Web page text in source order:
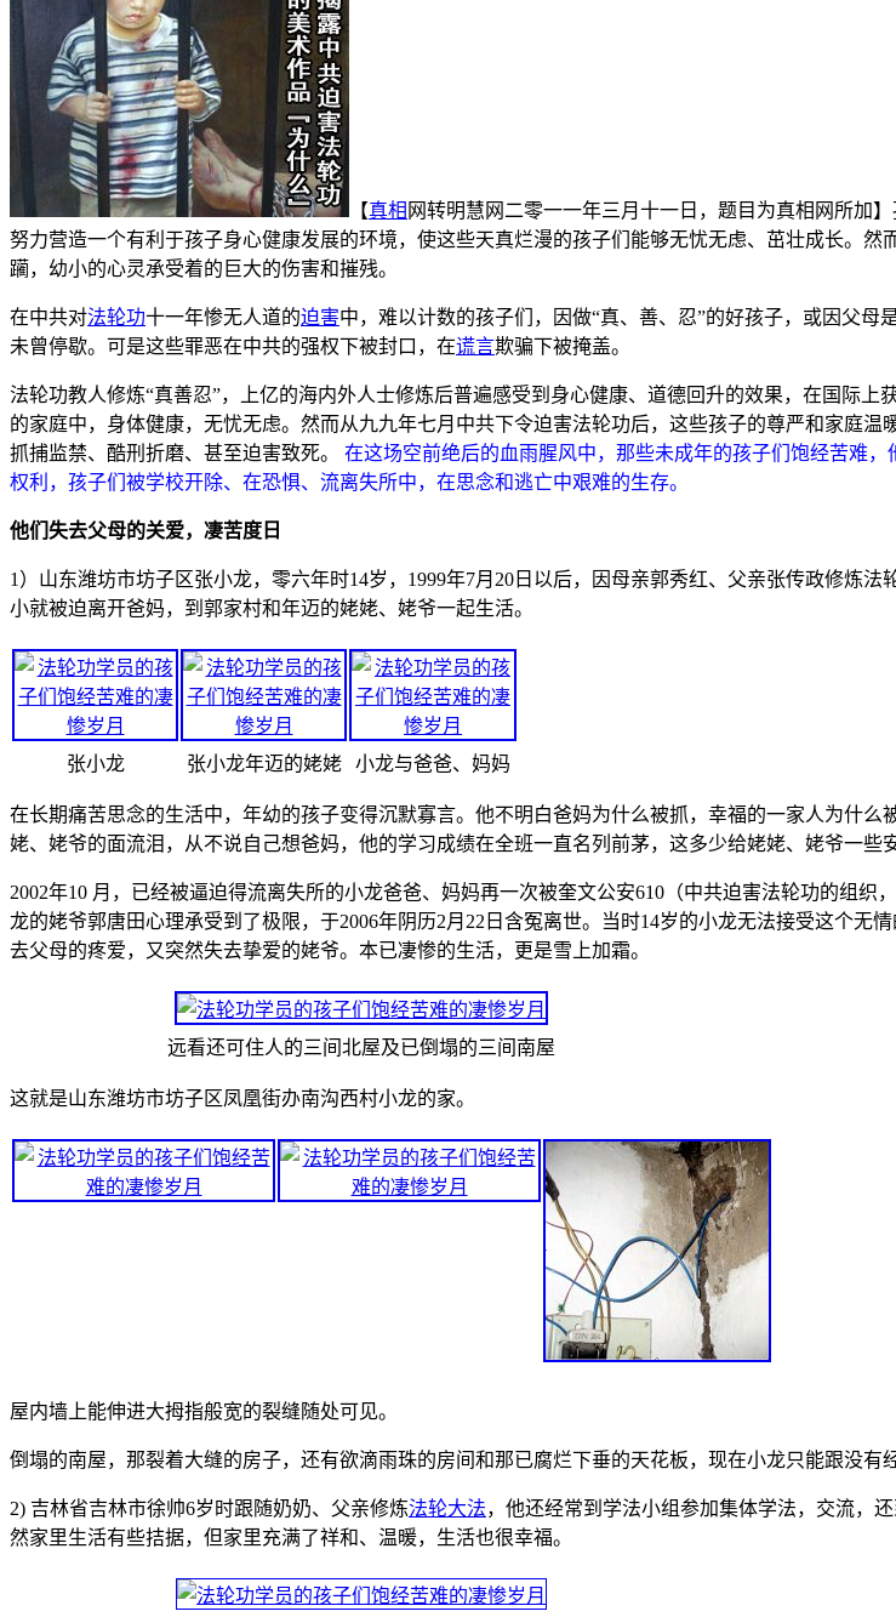
【真相 网转明慧网二零一一年三月十一日，题目为真相网所加
努力营造一个有利于孩子身心健康发展的环境，使这些天真烂漫的孩子们能够无忧无虑、茁壮成长。然
躏，幼小的心灵承受着的巨大的伤害和摧残。
在中共对法轮功十一年惨无人道的迫害中，难以计数的孩子们，因做“真、善、忍”的好孩子，或因父母
未曾停歇。可是这些罪恶在中共的强权下被封口，在谎言欺骗下被掩盖。
法轮功教人修炼“真善忍”，上亿的海内外人士修炼后普遍感受到身心健康、道德回升的效果，在国际
的家庭中，身体健康，无忧无虑。然而从九九年七月中共下令迫害法轮功后，这些孩子的尊严和家庭
抓捕监禁、酷刑折磨、甚至迫害致死。
在这场空前绝后的血雨腥风中，那些未成年的孩子们饱经苦难
权利，孩子们被学校开除、在恐惧、流离失所中，在思念和逃亡中艰难的生存。
他们失去父母的关爱，凄苦度日
1）山东潍坊市坊子区张小龙，零六年时14岁，1999年7月20日以后，因母亲郭秀红、父亲张传政修炼
小就被迫离开爸妈，到郭家村和年迈的姥姥、姥爷一起生活。
张小龙 张小龙年迈的姥姥 小龙与爸爸、妈妈
在长期痛苦思念的生活中，年幼的孩子变得沉默寡言。他不明白爸妈为什么被抓，幸福的一家人为什
姥、姥爷的面流泪，从不说自己想爸妈，他的学习成绩在全班一直名列前茅，这多少给姥姥、姥爷一些
2002年10 月，已经被逼迫得流离失所的小龙爸爸、妈妈再一次被奎文公安610（中共迫害法轮功的组织
龙的姥爷郭唐田心理承受到了极限，于2006年阴历2月22日含冤离世。当时14岁的小龙无法接受这个
去父母的疼爱，又突然失去挚爱的姥爷。本已凄惨的生活，更是雪上加霜。
远看还可住人的三间北屋及已倒塌的三间南屋
这就是山东潍坊市坊子区凤凰街办南沟西村小龙的家。
屋内墙上能伸进大拇指般宽的裂缝随处可见。
倒塌的南屋，那裂着大缝的房子，还有欲滴雨珠的房间和那已腐烂下垂的天花板，现在小龙只能跟没有
2) 吉林省吉林市徐帅6岁时跟随奶奶、父亲修炼法轮大法，他还经常到学法小组参加集体学法，交流，还
然家里生活有些拮据，但家里充满了祥和、温暖，生活也很幸福。